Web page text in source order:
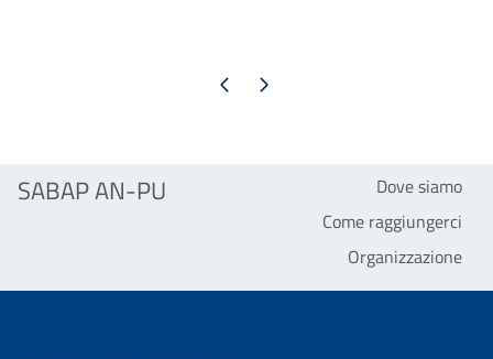
Pagina precedente
Pagina successiva
SABAP AN-PU
Dove siamo
Come raggiungerci
Organizzazione